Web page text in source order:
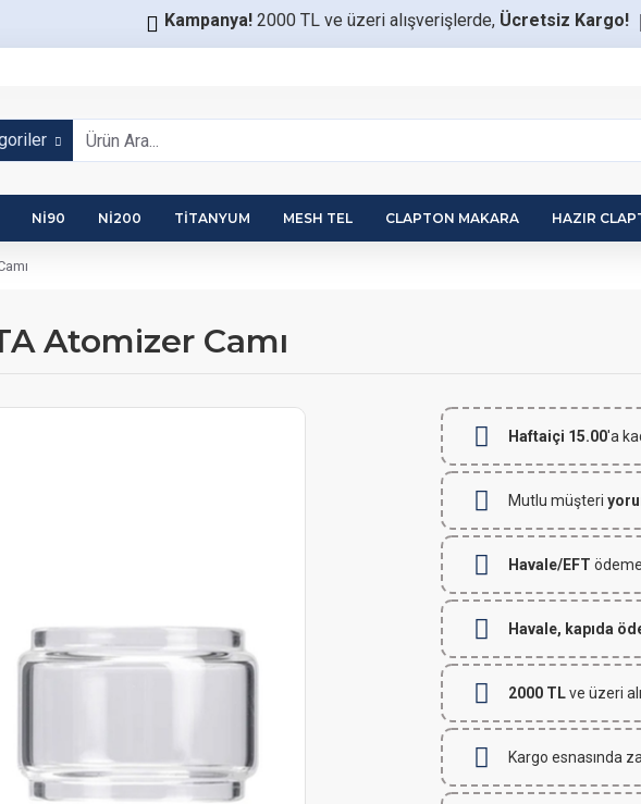
Kampanya! 2000 TL ve üzeri alışverişlerde, Ücretsiz Kargo!
NI90 NI200 TITANYUM MESH TEL CLAPTON MAKARA HAZIR
Atomizer Camı
Haftaiçi 15.00'a
Mutlu müşteri
Havale/EFT
Havale, kapıda
2000 TLve üzeri
Kargo esnasında